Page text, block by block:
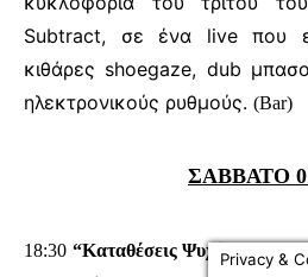
Subtract, σε ένα live που
κιθάρες shoegaze, dub
ηλεκτρονικούς ρυθμούς. (Bar)
ΣΑΒΒΑΤΟ
18:30 “Καταθέσεις Ψυχής”Privacy &